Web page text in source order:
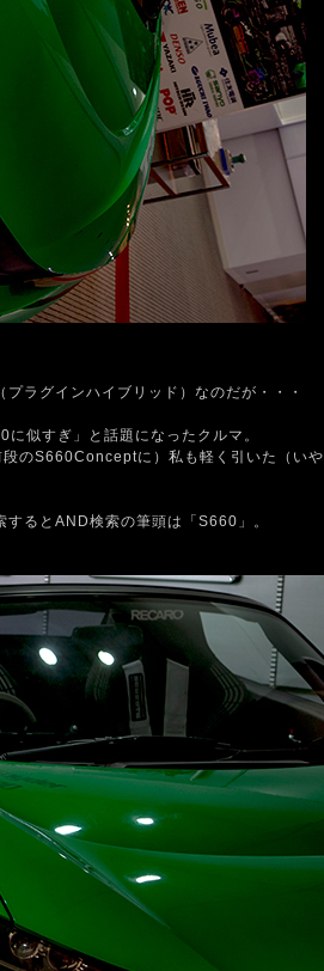
ラグインハイブリッド）なのだが・・・
似すぎ」と話題になったクルマ。
のS660Conceptに）私も軽く引いた（い
るとAND検索の筆頭は「S660」。